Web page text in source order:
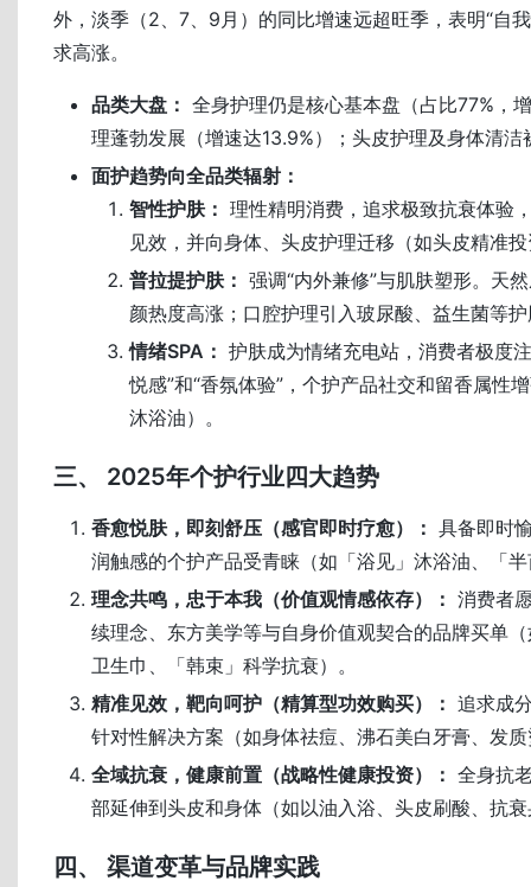
外，淡季（2、7、9月）的同比增速远超旺季，表明“自
求高涨。
品类大盘： 全身护理仍是核心基本盘（占比77%，
理蓬勃发展（增速达13.9%）；头皮护理及身体清洁
面护趋势向全品类辐射：
智性护肤： 理性精明消费，追求极致抗衰体验
见效，并向身体、头皮护理迁移（如头皮精准
普拉提护肤： 强调“内外兼修”与肌肤塑形。天
颜热度高涨；口腔护理引入玻尿酸、益生菌等
情绪SPA： 护肤成为情绪充电站，消费者极度
悦感”和“香氛体验”，个护产品社交和留香属性
沐浴油）。
三、 2025年个护行业四大趋势
香愈悦肤，即刻舒压（感官即时疗愈）： 具备即时
润触感的个护产品受青睐（如「浴见」沐浴油、「
理念共鸣，忠于本我（价值观情感依存）： 消费者
续理念、东方美学等与自身价值观契合的品牌买单
卫生巾、「韩束」科学抗衰）。
精准见效，靶向呵护（精算型功效购买）： 追求成
针对性解决方案（如身体祛痘、沸石美白牙膏、发
全域抗衰，健康前置（战略性健康投资）： 全身抗
部延伸到头皮和身体（如以油入浴、头皮刷酸、抗
四、 渠道变革与品牌实践